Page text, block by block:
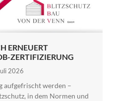
ERNEUERT
ZERTIFIZIERUNG
2026
aufgefrischt werden –
in dem Normen und